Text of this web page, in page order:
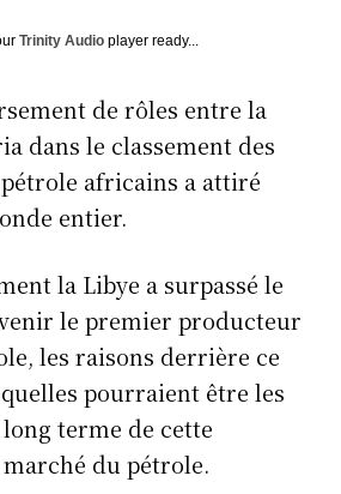
Trinity Audio player ready...
de rôles entre la
dans le classement des
africains a attiré
entier.
la Libye a surpassé le
le premier producteur
les raisons derrière ce
pourraient être les
terme de cette
du pétrole.